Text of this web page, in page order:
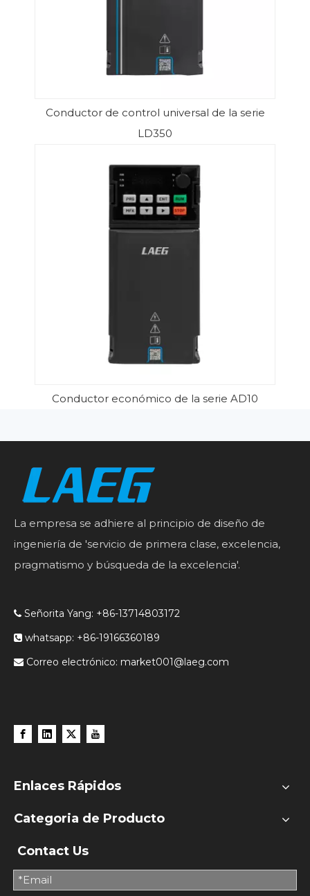
Conductor de control universal de la serie
LD350
Conductor económico de la serie AD10
La empresa se adhiere al principio de diseño de
ingeniería de 'servicio de primera clase, excelencia,
pragmatismo y búsqueda de la excelencia'.
 Señorita Yang: +86-13714803172
 whatsapp: +86-19166360189
 Correo electrónico: market001@laeg.com
Enlaces Rápidos
Categoria de Producto
Contact Us